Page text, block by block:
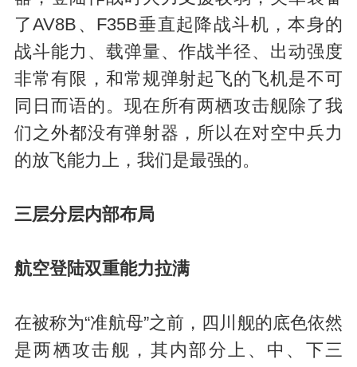
了AV8B、F35B垂直起降战斗机，本身的
战斗能力、载弹量、作战半径、出动强度
非常有限，和常规弹射起飞的飞机是不可
同日而语的。现在所有两栖攻击舰除了我
们之外都没有弹射器，所以在对空中兵力
的放飞能力上，我们是最强的。
三层分层内部布局
航空登陆双重能力拉满
在被称为“准航母”之前，四川舰的底色依然
是两栖攻击舰，其内部分上、中、下三